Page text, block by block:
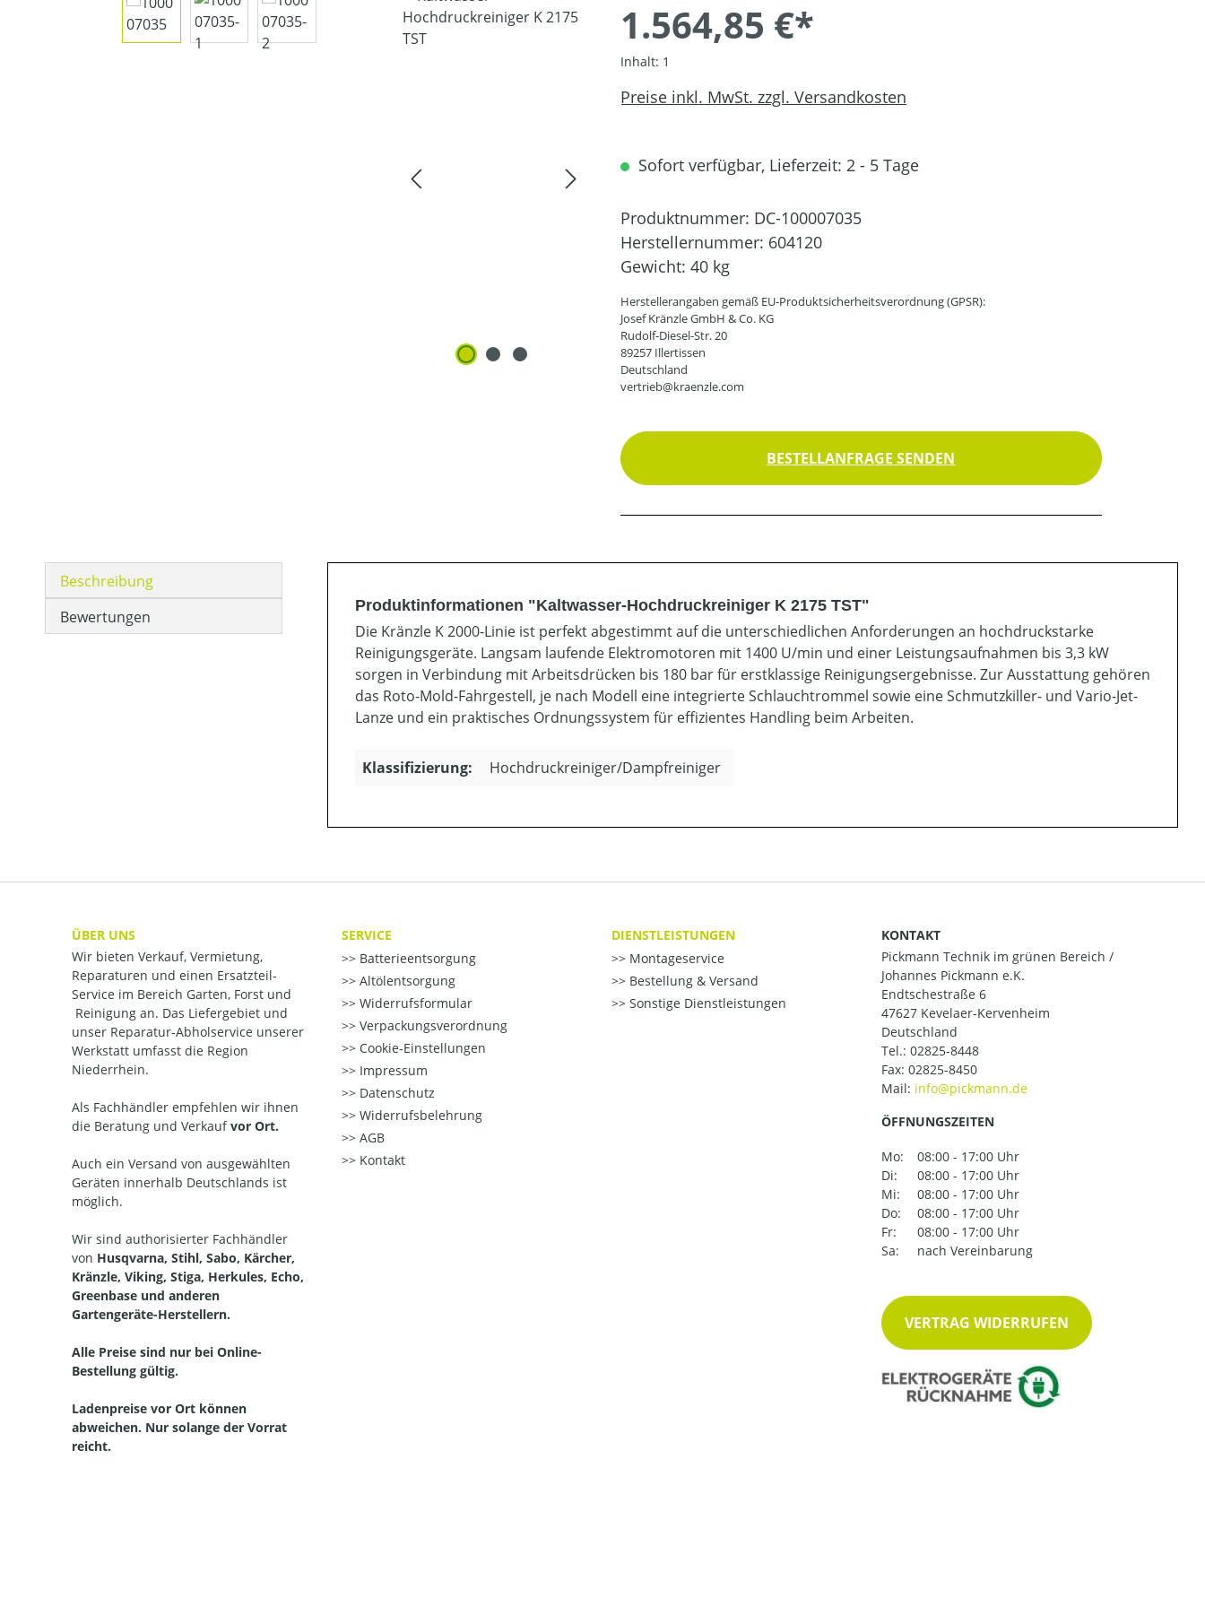
1.564,85 €*
Inhalt: 1
Preise inkl. MwSt. zzgl. Versandkosten
Sofort verfügbar, Lieferzeit: 2 - 5 Tage
Produktnummer: DC-100007035
Herstellernummer: 604120
Gewicht: 40 kg
Herstellerangaben gemäß EU-Produktsicherheitsverordnung (GPSR):
Josef Kränzle GmbH & Co. KG
Rudolf-Diesel-Str. 20
89257 Illertissen
Deutschland
vertrieb@kraenzle.com
BESTELLANFRAGE SENDEN
Beschreibung
Bewertungen
Produktinformationen "Kaltwasser-Hochdruckreiniger K 2175 TST"
Die Kränzle K 2000-Linie ist perfekt abgestimmt auf die unterschiedlichen Anforderungen an hochdruckstarke
Reinigungsgeräte. Langsam laufende Elektromotoren mit 1400 U/min und einer Leistungsaufnahmen bis 3,3 kW
sorgen in Verbindung mit Arbeitsdrücken bis 180 bar für erstklassige Reinigungsergebnisse. Zur Ausstattung gehören
das Roto-Mold-Fahrgestell, je nach Modell eine integrierte Schlauchtrommel sowie eine Schmutzkiller- und Vario-Jet-
Lanze und ein praktisches Ordnungssystem für effizientes Handling beim Arbeiten.
Klassifizierung: Hochdruckreiniger/Dampfreiniger
ÜBER UNS
Wir bieten Verkauf, Vermietung,
Reparaturen und einen Ersatzteil-
Service im Bereich Garten, Forst und
Reinigung an. Das Liefergebiet und
unser Reparatur-Abholservice unserer
Werkstatt umfasst die Region
Niederrhein.
Als Fachhändler empfehlen wir ihnen
die Beratung und Verkaufvor Ort.
Auch ein Versand von ausgewählten
Geräten innerhalb Deutschlands ist
möglich.
Wir sind authorisierter Fachhändler
von Husqvarna, Stihl, Sabo, Kärcher,
Kränzle, Viking, Stiga, Herkules, Echo,
Greenbase und anderen
Gartengeräte-Herstellern.
Alle Preise sind nur bei Online-
Bestellung gültig.
Ladenpreise vor Ort können
abweichen. Nur solange der Vorrat
reicht.
SERVICE
Batterieentsorgung
Altölentsorgung
Widerrufsformular
Verpackungsverordnung
Cookie-Einstellungen
Impressum
Datenschutz
Widerrufsbelehrung
AGB
Kontakt
DIENSTLEISTUNGEN
Montageservice
Bestellung & Versand
Sonstige Dienstleistungen
KONTAKT
Pickmann Technik im grünen Bereich /
Johannes Pickmann e.K.
Endtschestraße 6
47627 Kevelaer-Kervenheim
Deutschland
Tel.: 02825-8448
Fax: 02825-8450
Mail:
ÖFFNUNGSZEITEN
Mo:
08:00 - 17:00 Uhr
Di:
08:00 - 17:00 Uhr
Mi:
08:00 - 17:00 Uhr
Do:
08:00 - 17:00 Uhr
Fr:
08:00 - 17:00 Uhr
Sa:
nach Vereinbarung
VERTRAG WIDERRUFEN